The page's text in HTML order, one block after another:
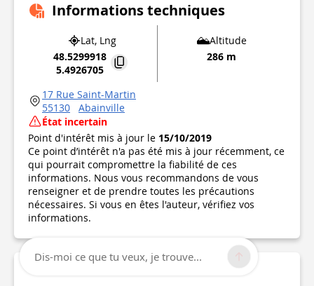
Informations techniques
Lat, Lng
48.5299918
5.4926705
Altitude
286 m
17 Rue Saint-Martin
55130
Abainville
État incertain
Point d'intérêt mis à jour le 15/10/2019
Ce point d’intérêt n'a pas été mis à jour récemment, ce
qui pourrait compromettre la fiabilité de ces
informations. Nous vous recommandons de vous
renseigner et de prendre toutes les précautions
nécessaires. Si vous en êtes l'auteur, vérifiez vos
informations.
Dis-moi ce que tu veux, je trouve...